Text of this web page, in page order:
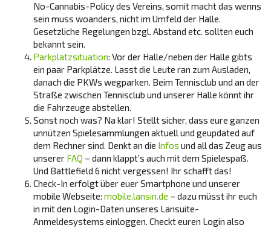
No-Cannabis-Policy des Vereins, somit macht das wenns
sein muss woanders, nicht im Umfeld der Halle.
Gesetzliche Regelungen bzgl. Abstand etc. sollten euch
bekannt sein.
Parkplatzsituation: Vor der Halle/neben der Halle gibts
ein paar Parkplätze. Lasst die Leute ran zum Ausladen,
danach die PKWs wegparken. Beim Tennisclub und an der
Straße zwischen Tennisclub und unserer Halle könnt ihr
die Fahrzeuge abstellen.
Sonst noch was? Na klar! Stellt sicher, dass eure ganzen
unnützen Spielesammlungen aktuell und geupdated auf
dem Rechner sind. Denkt an die Infos und all das Zeug aus
unserer FAQ – dann klappt’s auch mit dem Spielespaß.
Und Battlefield 6 nicht vergessen! Ihr schafft das!
Check-In erfolgt über euer Smartphone und unserer
mobile Webseite: mobile.lansin.de – dazu müsst ihr euch
in mit den Login-Daten unseres Lansuite-
Anmeldesystems einloggen. Checkt euren Login also